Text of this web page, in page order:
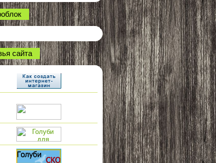
сайта